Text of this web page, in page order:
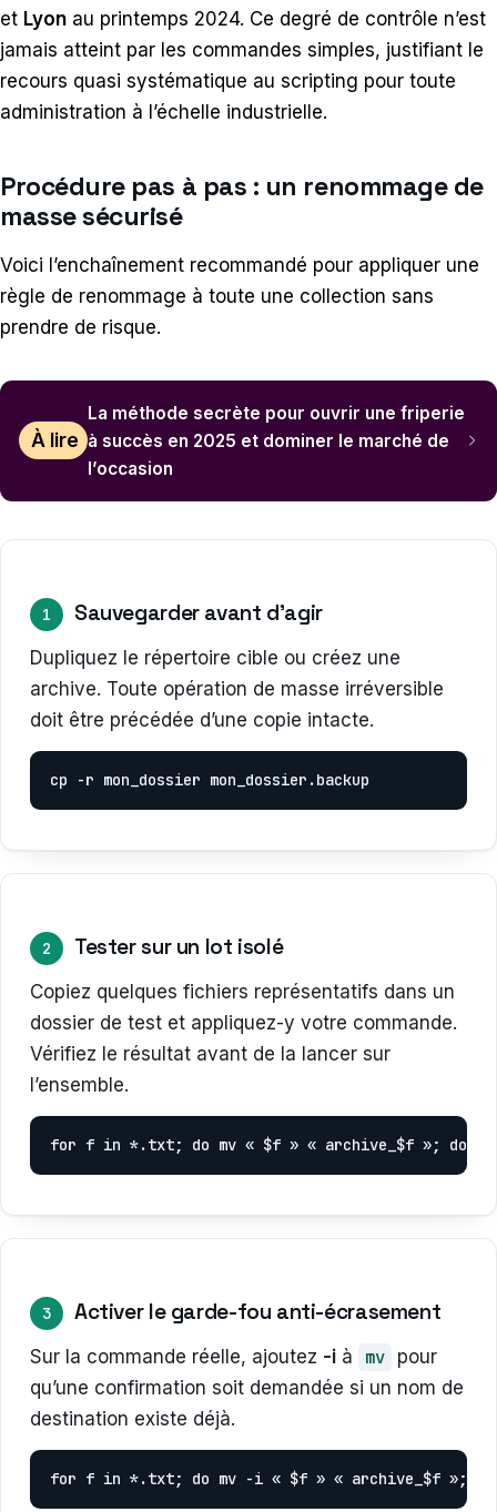
et Lyon au printemps 2024. Ce degré de contrôle n’est
jamais atteint par les commandes simples, justifiant le
recours quasi systématique au scripting pour toute
administration à l’échelle industrielle.
Procédure pas à pas : un renommage de
masse sécurisé
Voici l’enchaînement recommandé pour appliquer une
règle de renommage à toute une collection sans
prendre de risque.
À lire
La méthode secrète pour ouvrir une friperie
à succès en 2025 et dominer le marché de
l’occasion
1 Sauvegarder avant d’agir
Dupliquez le répertoire cible ou créez une
archive. Toute opération de masse irréversible
doit être précédée d’une copie intacte.
cp -r mon_dossier mon_dossier.backup
2 Tester sur un lot isolé
Copiez quelques fichiers représentatifs dans un
dossier de test et appliquez-y votre commande.
Vérifiez le résultat avant de la lancer sur
l’ensemble.
for f in *.txt; do mv « $f » « archive_$f »; done
3 Activer le garde-fou anti-écrasement
Sur la commande réelle, ajoutez -i à mv pour
qu’une confirmation soit demandée si un nom de
destination existe déjà.
for f in *.txt; do mv -i « $f » « archive_$f »;